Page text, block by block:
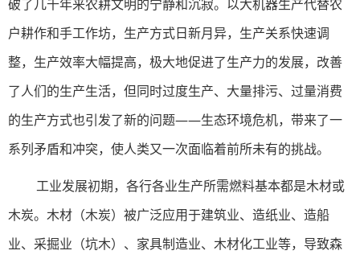
破了几千年来农耕文明的宁静和沉寂。以大机器生产代替农
户耕作和手工作坊，生产方式日新月异，生产关系快速调
整，生产效率大幅提高，极大地促进了生产力的发展，改善
了人们的生产生活，但同时过度生产、大量排污、过量消费
的生产方式也引发了新的问题——生态环境危机，带来了一
系列矛盾和冲突，使人类又一次面临着前所未有的挑战。
工业发展初期，各行各业生产所需燃料基本都是木材或
木炭。木材（木炭）被广泛应用于建筑业、造纸业、造船
业、采掘业（坑木）、家具制造业、木材化工业等，导致森